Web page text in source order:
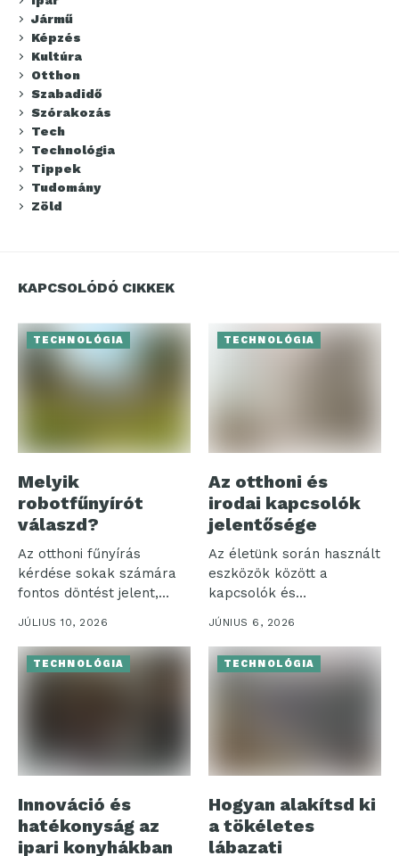
Jármű
Képzés
Kultúra
Otthon
Szabadidő
Szórakozás
Tech
Technológia
Tippek
Tudomány
Zöld
KAPCSOLÓDÓ CIKKEK
TECHNOLÓGIA
Melyik
robotfűnyírót
válaszd?
Az otthoni fűnyírás
kérdése sokak számára
fontos döntést jelent,
különösen, amikor a...
JÚLIUS 10, 2026
TECHNOLÓGIA
Az otthoni és
irodai kapcsolók
jelentősége
Az életünk során használt
eszközök között a
kapcsolók és
szerelvények különösen
jelentős...
JÚNIUS 6, 2026
TECHNOLÓGIA
Innováció és
hatékonyság az
ipari konyhákban
TECHNOLÓGIA
Hogyan alakítsd ki
a tökéletes
lábazati